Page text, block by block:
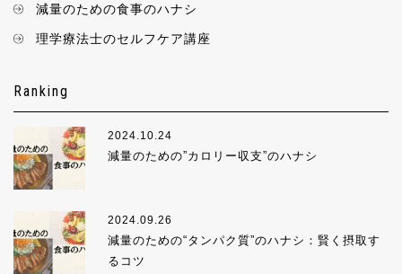
減量のための食事のハナシ
理学療法士のセルフケア講座
Ranking
2024.10.24
減量のための”カロリー収支”のハナシ
2024.09.26
減量のための“タンパク質”のハナシ：賢く摂取す
るコツ